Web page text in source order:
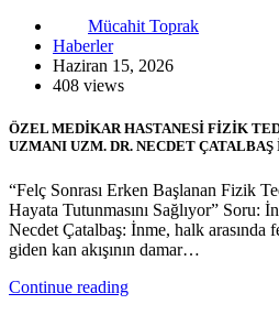
Mücahit Toprak
Haberler
Haziran 15, 2026
408 views
ÖZEL MEDİKAR HASTANESİ FİZİK
UZMANI UZM. DR. NECDET ÇATALBAŞ
“Felç Sonrası Erken Başlanan Fizik
Hayata Tutunmasını Sağlıyor” Soru:
Necdet Çatalbaş: İnme, halk arasında
giden kan akışının damar…
Continue reading